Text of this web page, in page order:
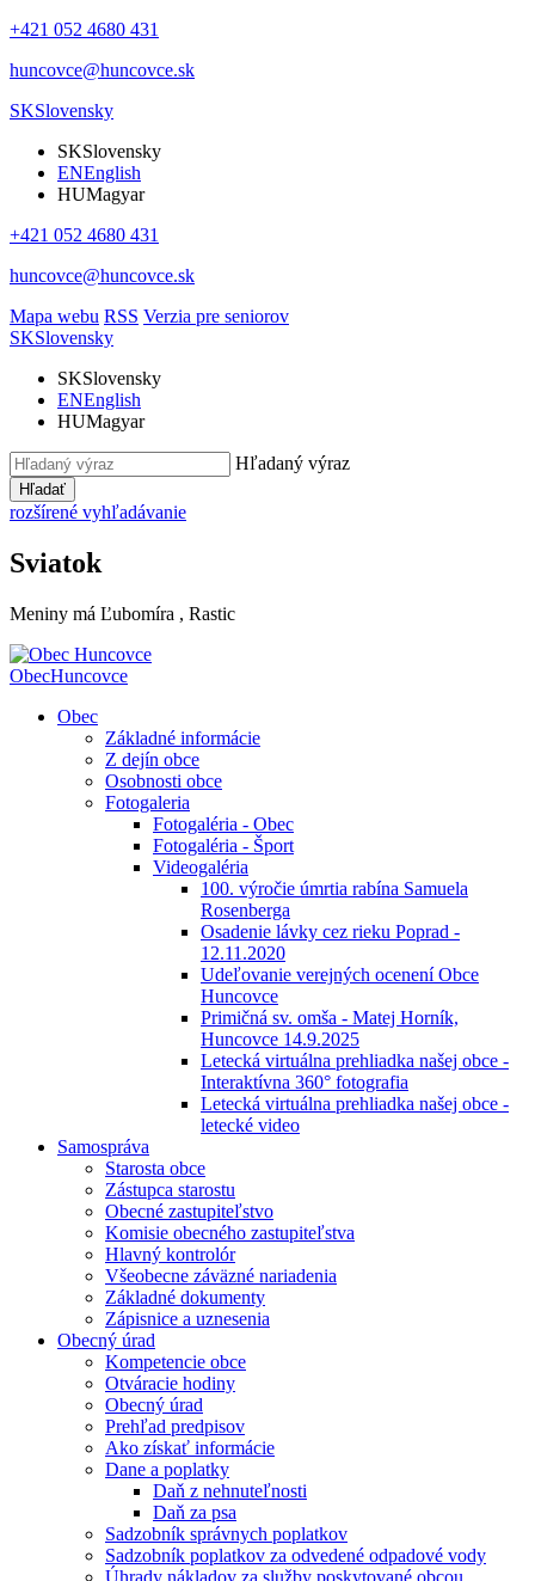
+421 052 4680 431
huncovce@huncovce.sk
SKSlovensky
SKSlovensky
ENEnglish
HUMagyar
+421 052 4680 431
huncovce@huncovce.sk
Mapa webu RSS Verzia pre seniorov
SKSlovensky
SKSlovensky
ENEnglish
HUMagyar
Hľadaný výraz
Hľadať
rozšírené vyhľadávanie
Sviatok
Meniny má Ľubomíra , Rastic
ObecHuncovce
Obec
Základné informácie
Z dejín obce
Osobnosti obce
Fotogaleria
Fotogaléria - Obec
Fotogaléria - Šport
Videogaléria
100. výročie úmrtia rabína Samuela
Rosenberga
Osadenie lávky cez rieku Poprad -
12.11.2020
Udeľovanie verejných ocenení Obce
Huncovce
Primičná sv. omša - Matej Horník,
Huncovce 14.9.2025
Letecká virtuálna prehliadka našej obce -
Interaktívna 360° fotografia
Letecká virtuálna prehliadka našej obce -
letecké video
Samospráva
Starosta obce
Zástupca starostu
Obecné zastupiteľstvo
Komisie obecného zastupiteľstva
Hlavný kontrolór
Všeobecne záväzné nariadenia
Základné dokumenty
Zápisnice a uznesenia
Obecný úrad
Kompetencie obce
Otváracie hodiny
Obecný úrad
Prehľad predpisov
Ako získať informácie
Dane a poplatky
Daň z nehnuteľnosti
Daň za psa
Sadzobník správnych poplatkov
Sadzobník poplatkov za odvedené odpadové vody
Úhrady nákladov za služby poskytované obcou